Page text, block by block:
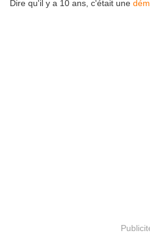
Dire qu'il y a 10 ans, c'était une